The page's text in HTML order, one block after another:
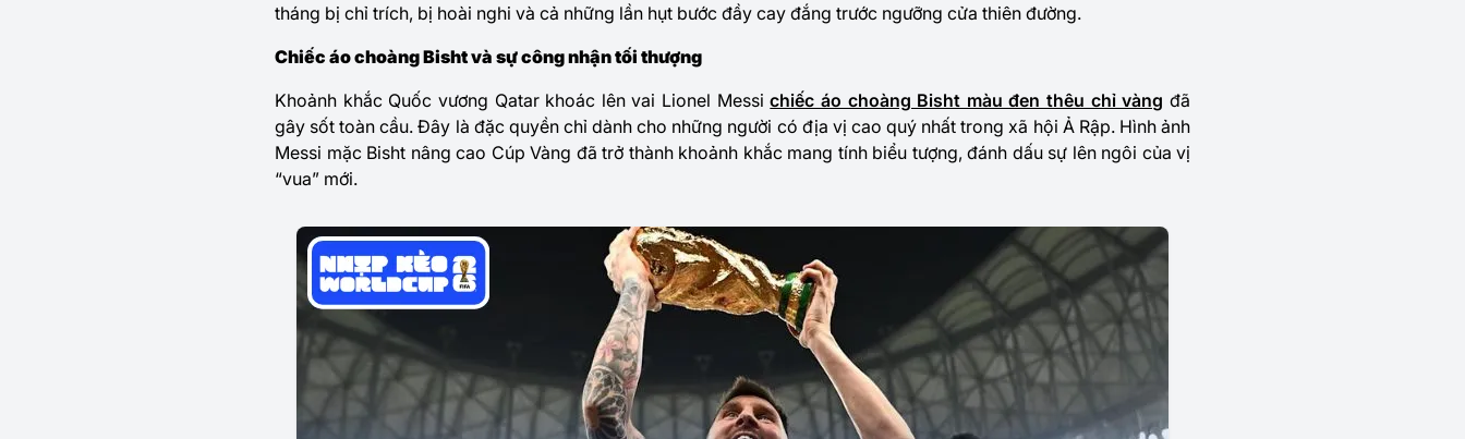
tháng bị chỉ trích, bị hoài nghi và cả những lần hụt bước đầy cay đắng trước ngưỡng cửa thiên đường.
Chiếc áo choàng Bisht và sự công nhận tối thượng
Khoảnh khắc Quốc vương Qatar khoác lên vai Lionel Messichiếc áo choàng Bisht màu đen thêu chỉ vàng đã
gây sốt toàn cầu. Đây là đặc quyền chỉ dành cho những người có địa vị cao quý nhất trong xã hội Ả Rập. Hình ảnh
Messi mặc Bisht nâng cao Cúp Vàng đã trở thành khoảnh khắc mang tính biểu tượng, đánh dấu sự lên ngôi của vị
“vua” mới.